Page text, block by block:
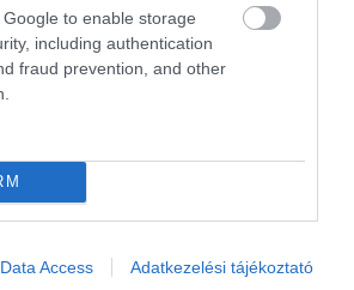
to enable storage
including authentication
fraud prevention, and other
Data Access Adatkezelési tájékoztató